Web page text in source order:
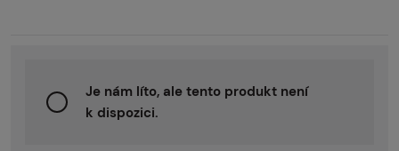
Je nám líto, ale tento produkt není
k dispozici.